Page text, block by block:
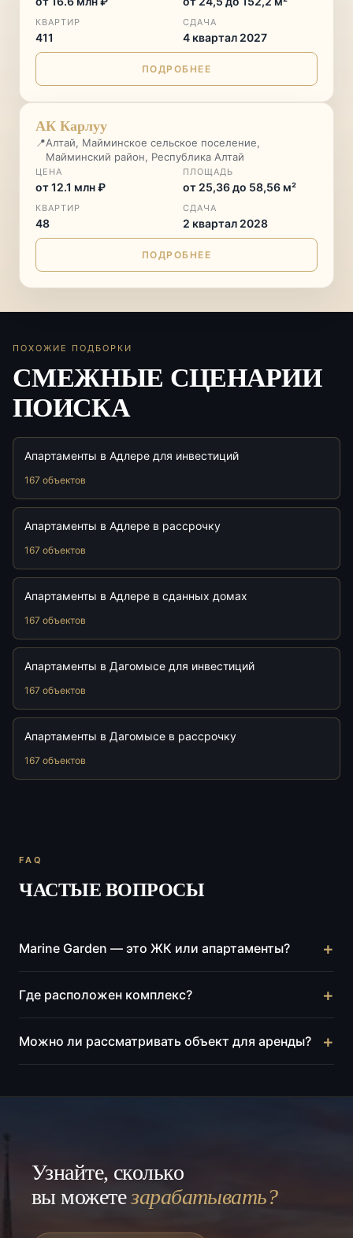
КВАРТИР
411
СДАЧА
4 квартал 2027
ПОДРОБНЕЕ
ГОРНЫЙ КУРОРТ
АК Карлуу
📍Алтай, Майминское сельское поселение,
Майминский район, Республика Алтай
ЦЕНА
от 12.1 млн ₽
ПЛОЩАДЬ
от 25,36 до 58,56 м²
КВАРТИР
48
СДАЧА
2 квартал 2028
ПОДРОБНЕЕ
ПОХОЖИЕ ПОДБОРКИ
СМЕЖНЫЕ СЦЕНАРИИ
ПОИСКА
Апартаменты в Адлере для инвестиций
167 объектов
Апартаменты в Адлере в рассрочку
167 объектов
Апартаменты в Адлере в сданных домах
167 объектов
Апартаменты в Дагомысе для инвестиций
167 объектов
Апартаменты в Дагомысе в рассрочку
167 объектов
FAQ
ЧАСТЫЕ ВОПРОСЫ
Marine Garden — это ЖК или апартаменты? +
апартаментный гостиничный комплекс. Сценарий
жилого комплекса.
Где расположен комплекс? +
Володарского, 6. В карточке объекта указана
Можно ли рассматривать объект для аренды? +
для арендного сценария. Конкретная доходность
Узнайте, сколько
вы можетезарабатывать?